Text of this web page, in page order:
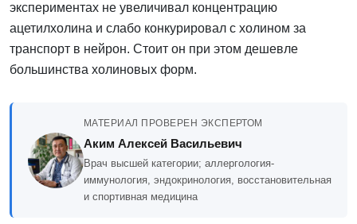
экспериментах не увеличивал концентрацию
ацетилхолина и слабо конкурировал с холином за
транспорт в нейрон. Стоит он при этом дешевле
большинства холиновых форм.
МАТЕРИАЛ ПРОВЕРЕН ЭКСПЕРТОМ
Аким Алексей Васильевич
Врач высшей категории; аллергология-
иммунология, эндокринология, восстановительная
и спортивная медицина